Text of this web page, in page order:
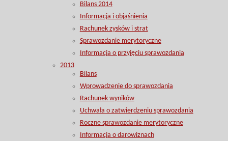
Bilans 2014
Informacja i objaśnienia
Rachunek zysków i strat
Sprawozdanie merytoryczne
Informacja o przyjęciu sprawozdania
2013
Bilans
Wprowadzenie do sprawozdania
Rachunek wyników
Uchwała o zatwierdzeniu sprawozdania
Roczne sprawozdanie merytoryczne
Informacja o darowiznach